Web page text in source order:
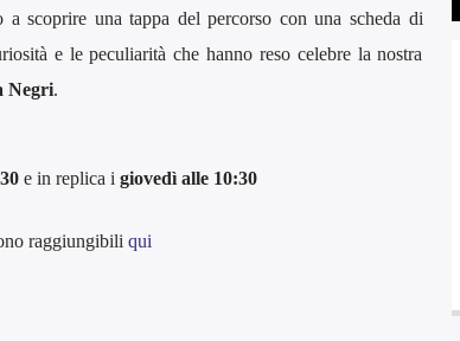
a scoprire una tappa del percorso con una scheda di
e le peculiarità che hanno reso celebre la nostra
Negri.
e in replica i giovedì alle 10:30
raggiungibili qui